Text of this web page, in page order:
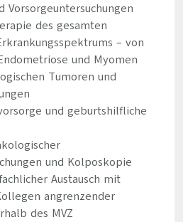
Vorsorgeuntersuchungen
des gesamten
– von
und Myomen
Tumoren und
und geburtshilfliche
und Kolposkopie
Austausch mit
angrenzender
des MVZ